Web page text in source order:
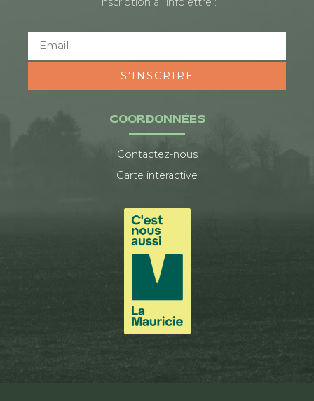
COORDONNÉES
Contactez-nous
Carte interactive
S'INSCRIRE